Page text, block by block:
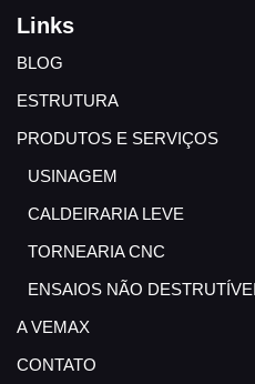
Links
BLOG
ESTRUTURA
PRODUTOS E SERVIÇOS
USINAGEM
CALDEIRARIA LEVE
TORNEARIA CNC
ENSAIOS NÃO
A VEMAX
CONTATO